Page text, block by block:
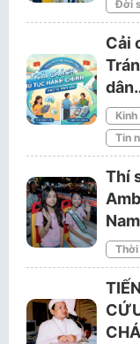
Đời
Cải
Tin
Thí